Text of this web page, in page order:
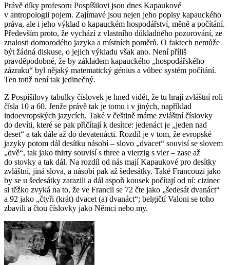
Právě díky profesoru Pospíšilovi jsou dnes Kapaukové
v antropologii pojem. Zajímavé jsou nejen jeho popisy kapauckého
práva, ale i jeho výklad o kapauckém hospodářství, měně a počítání.
Především proto, že vychází z vlastního důkladného pozorování, ze
znalosti domorodého jazyka a místních poměrů. O faktech nemůže
být žádná diskuse, o jejich výkladu však ano. Není příliš
pravděpodobné, že by základem kapauckého „hospodářského
zázraku“ byl nějaký matematický génius a vůbec systém počítání.
Ten totiž není tak jedinečný.
Z Pospíšilovy tabulky číslovek je hned vidět, že tu hrají zvláštní roli
čísla 10 a 60. Jenže právě tak je tomu i v jiných, například
indoevropských jazycích. Také v češtině máme zvláštní číslovky
do devíti, které se pak přičítají k desítce: jedenáct je „jeden nad
deset“ a tak dále až do devatenácti. Rozdíl je v tom, že evropské
jazyky potom dál desítku násobí – slovo „dvacet“ souvisí se slovem
„dvě“, tak jako thirty souvisí s three a vierzig s vier– zase až
do stovky a tak dál. Na rozdíl od nás mají Kapaukové pro desítky
zvláštní, jiná slova, a násobí pak až šedesátky. Také Francouzi jako
by se u šedesátky zarazili a dál aspoň kousek počítají od ní: cizinec
si těžko zvyká na to, že ve Francii se 72 čte jako „šedesát dvanáct“
a 92 jako „čtyři (krát) dvacet (a) dvanáct“; belgičtí Valoni se toho
zbavili a čtou číslovky jako Němci nebo my.